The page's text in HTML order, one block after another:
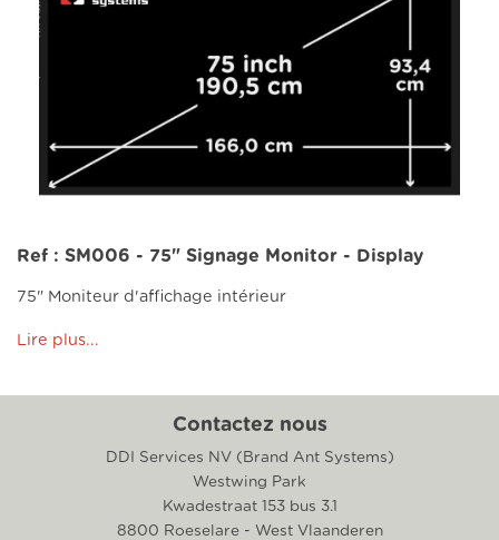
Ref : SM006 - 75" Signage Monitor - Display
75" Moniteur d'affichage intérieur
Lire plus...
Contactez nous
DDI Services NV (Brand Ant Systems)
Westwing Park
Kwadestraat 153 bus 3.1
8800 Roeselare - West Vlaanderen